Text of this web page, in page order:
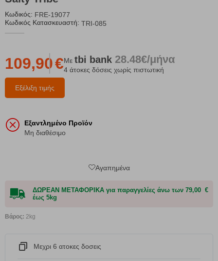
Κωδικός: FRE-19077
Κωδικός Κατασκευαστή: TRI-085
Εξέλιξη τιμής
109,90€Με tbi bank 28.48€/μήνα
4 άτοκες δόσεις χωρίς πιστωτική
Εξαντλημένο Προϊόν
Μη διαθέσιμο
Αγαπημένα
ΔΩΡΕΑΝ ΜΕΤΑΦΟΡΙΚΑ για παραγγελίες άνω των 79,00 €
έως 5kg
Βάρος: 2kg
Μεχρι 6 ατοκες δοσεις